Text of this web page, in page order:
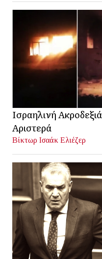
Ισραηλινή
Αριστερά
Βίκτωρ Ισαάκ Ελιέζερ